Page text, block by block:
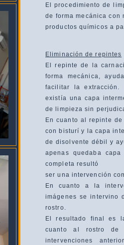
El procedimiento de
de forma mecánica con
productos químicos a
Eliminación de repintes
El repinte de la
forma mecánica,
facilitar la
existía una capa
de limpieza sin
En cuanto al repinte
con bisturí y la capa
de disolvente débil y
apenas quedaba
completa resultó
ser una intervención
En cuanto a la
imágenes se intervino
rostro.
El resultado final es
cuanto al rostro
intervenciones